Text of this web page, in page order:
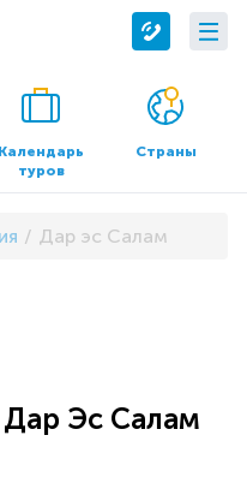
О компании
О нас
Контакты
и реквизиты
Календарь
туров
Страны
Дар эс Салам
Дар Эс Салам